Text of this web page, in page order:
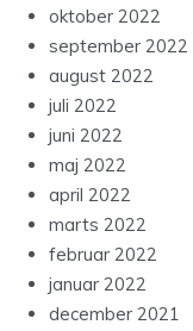
oktober 2022
september 2022
august 2022
juli 2022
juni 2022
maj 2022
april 2022
marts 2022
februar 2022
januar 2022
december 2021